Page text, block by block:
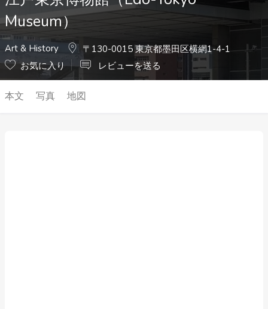
Museum）
Art & History
〒130-0015 東京都墨田区横網1-4-1
お気に入り
レビューを送る
本文 写真 地図